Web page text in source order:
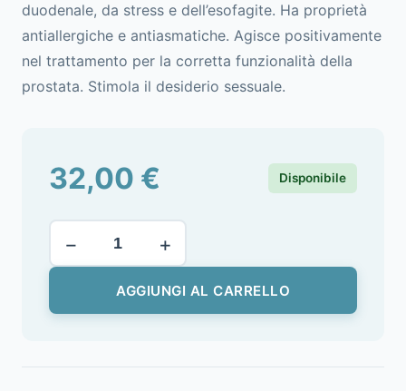
duodenale, da stress e dell’esofagite. Ha proprietà
antiallergiche e antiasmatiche. Agisce positivamente
nel trattamento per la corretta funzionalità della
prostata. Stimola il desiderio sessuale.
32,00 € Disponibile
− +
AGGIUNGI AL CARRELLO